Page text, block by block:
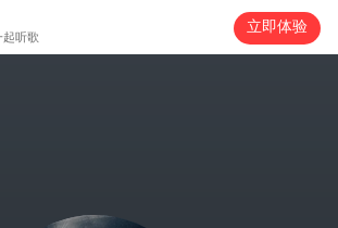
起听歌
立即体验